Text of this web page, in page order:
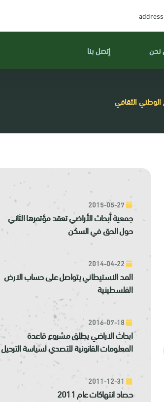
address
إتصل بنا
الثقافي
جمعية أبحاث الأراضي تعقد مؤتمرها الثاني
حول الحق في السكن
المد الاستيطاني يتواصل على حساب الارض
الفلسطينية
ابحاث الاراضي يطلق مشروع قاعدة
المعلومات القانونية للتصدي لسياسة الترحيل
حصاد انتهاكات عام 2011